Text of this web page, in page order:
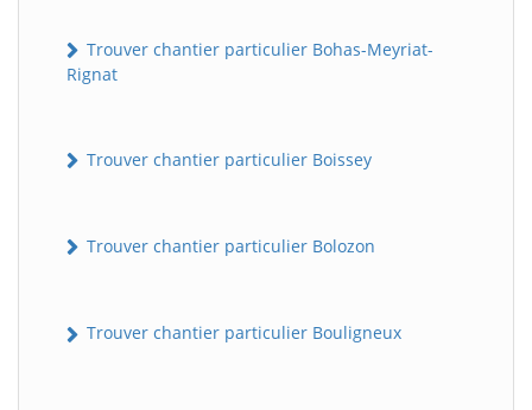
Trouver chantier particulier Bohas-Meyriat-
Rignat
Trouver chantier particulier Boissey
Trouver chantier particulier Bolozon
Trouver chantier particulier Bouligneux